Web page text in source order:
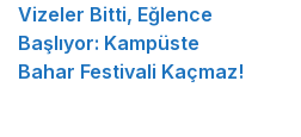
Vizeler Bitti, Eğlence
Başlıyor: Kampüste
Bahar Festivali Kaçmaz!